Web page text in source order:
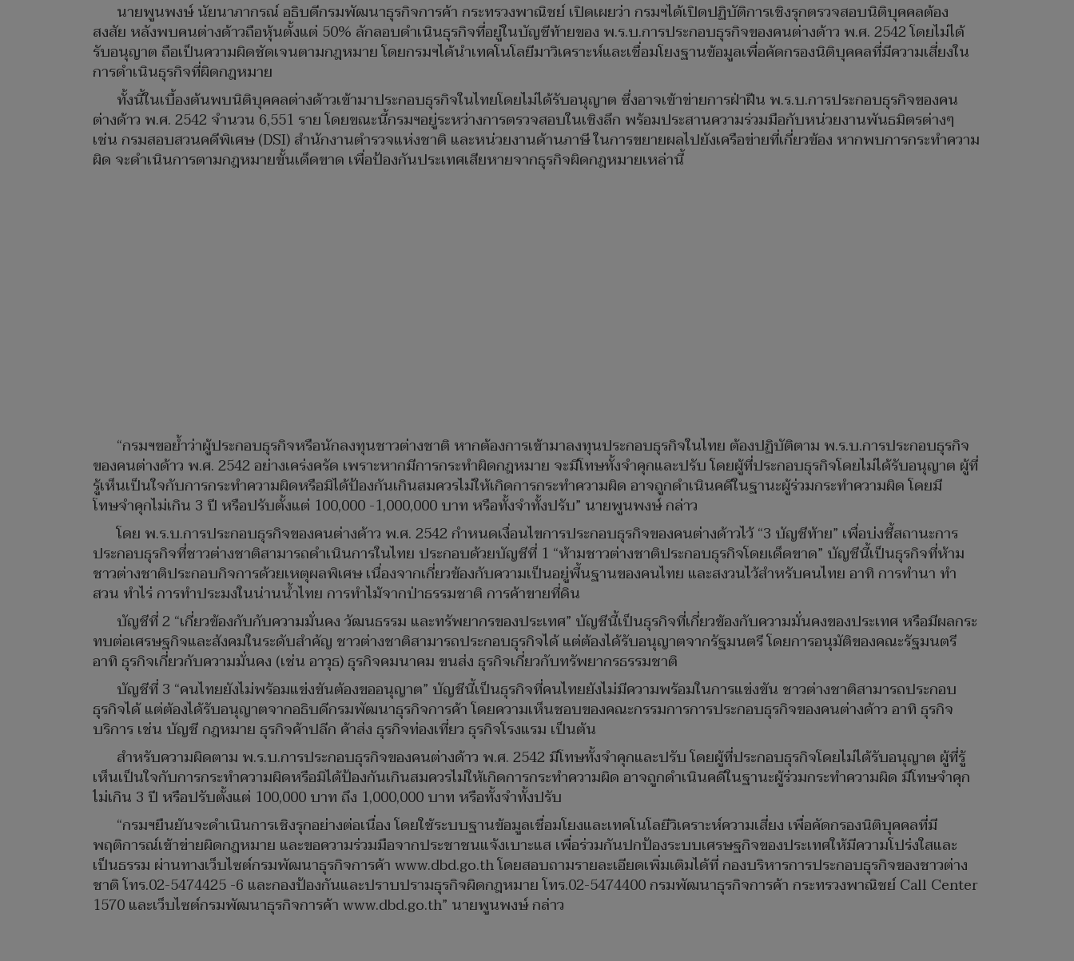
นายพูนพงษ์ นัยนาภากรณ์ อธิบดีกรมพัฒนาธุรกิจการค้า กระทรวงพาณิชย์ เปิดเผยว่า กรมฯได้เปิดปฏิบัติการเชิงรุกตรวจสอบนิติบุคคลต้อง
สงสัย หลังพบคนต่างด้าวถือหุ้นตั้งแต่ 50% ลักลอบดำเนินธุรกิจที่อยู่ในบัญชีท้ายของ พ.ร.บ.การประกอบธุรกิจของคนต่างด้าว พ.ศ. 2542 โดยไม่ได้
รับอนุญาต ถือเป็นความผิดชัดเจนตามกฎหมาย โดยกรมฯได้นำเทคโนโลยีมาวิเคราะห์และเชื่อมโยงฐานข้อมูลเพื่อคัดกรองนิติบุคคลที่มีความเสี่ยงใน
การดำเนินธุรกิจที่ผิดกฎหมาย
ทั้งนี้ในเบื้องต้นพบนิติบุคคลต่างด้าวเข้ามาประกอบธุรกิจในไทยโดยไม่ได้รับอนุญาต ซึ่งอาจเข้าข่ายการฝ่าฝืน พ.ร.บ.การประกอบธุรกิจของคน
ต่างด้าว พ.ศ. 2542 จำนวน 6,551 ราย โดยขณะนี้กรมฯอยู่ระหว่างการตรวจสอบในเชิงลึก พร้อมประสานความร่วมมือกับหน่วยงานพันธมิตรต่างๆ
เช่น กรมสอบสวนคดีพิเศษ (DSI) สำนักงานตำรวจแห่งชาติ และหน่วยงานด้านภาษี ในการขยายผลไปยังเครือข่ายที่เกี่ยวข้อง หากพบการกระทำความ
ผิด จะดำเนินการตามกฎหมายขั้นเด็ดขาด เพื่อป้องกันประเทศเสียหายจากธุรกิจผิดกฎหมายเหล่านี้
“กรมฯขอย้ำว่าผู้ประกอบธุรกิจหรือนักลงทุนชาวต่างชาติ หากต้องการเข้ามาลงทุนประกอบธุรกิจในไทย ต้องปฏิบัติตาม พ.ร.บ.การประกอบธุรกิจ
ของคนต่างด้าว พ.ศ. 2542 อย่างเคร่งครัด เพราะหากมีการกระทำผิดกฎหมาย จะมีโทษทั้งจำคุกและปรับ โดยผู้ที่ประกอบธุรกิจโดยไม่ได้รับอนุญาต ผู้ที่
รู้เห็นเป็นใจกับการกระทำความผิดหรือมิได้ป้องกันเกินสมควรไม่ให้เกิดการกระทำความผิด อาจถูกดำเนินคดีในฐานะผู้ร่วมกระทำความผิด โดยมี
โทษจำคุกไม่เกิน 3 ปี หรือปรับตั้งแต่ 100,000 -1,000,000 บาท หรือทั้งจำทั้งปรับ” นายพูนพงษ์ กล่าว
โดย พ.ร.บ.การประกอบธุรกิจของคนต่างด้าว พ.ศ. 2542 กำหนดเงื่อนไขการประกอบธุรกิจของคนต่างด้าวไว้ “3 บัญชีท้าย” เพื่อบ่งชี้สถานะการ
ประกอบธุรกิจที่ชาวต่างชาติสามารถดำเนินการในไทย ประกอบด้วยบัญชีที่ 1 “ห้ามชาวต่างชาติประกอบธุรกิจโดยเด็ดขาด” บัญชีนี้เป็นธุรกิจที่ห้าม
ชาวต่างชาติประกอบกิจการด้วยเหตุผลพิเศษ เนื่องจากเกี่ยวข้องกับความเป็นอยู่พี้นฐานของคนไทย และสงวนไว้สำหรับคนไทย อาทิ การทำนา ทำ
สวน ทำไร่ การทำประมงในน่านน้ำไทย การทำไม้จากป่าธรรมชาติ การค้าขายที่ดิน
บัญชีที่ 2 “เกี่ยวข้องกับกับความมั่นคง วัฒนธรรม และทรัพยากรของประเทศ” บัญชีนี้เป็นธุรกิจที่เกี่ยวข้องกับความมั่นคงของประเทศ หรือมีผลกระ
ทบต่อเศรษฐกิจและสังคมในระดับสำคัญ ชาวต่างชาติสามารถประกอบธุรกิจได้ แต่ต้องได้รับอนุญาตจากรัฐมนตรี โดยการอนุมัติของคณะรัฐมนตรี
อาทิ ธุรกิจเกี่ยวกับความมั่นคง (เช่น อาวุธ) ธุรกิจคมนาคม ขนส่ง ธุรกิจเกี่ยวกับทรัพยากรธรรมชาติ
บัญชีที่ 3 “คนไทยยังไม่พร้อมแข่งขันต้องขออนุญาต” บัญชีนี้เป็นธุรกิจที่คนไทยยังไม่มีความพร้อมในการแข่งขัน ชาวต่างชาติสามารถประกอบ
ธุรกิจได้ แต่ต้องได้รับอนุญาตจากอธิบดีกรมพัฒนาธุรกิจการค้า โดยความเห็นชอบของคณะกรรมการการประกอบธุรกิจของคนต่างด้าว อาทิ ธุรกิจ
บริการ เช่น บัญชี กฎหมาย ธุรกิจค้าปลีก ค้าส่ง ธุรกิจท่องเที่ยว ธุรกิจโรงแรม เป็นต้น
สำหรับความผิดตาม พ.ร.บ.การประกอบธุรกิจของคนต่างด้าว พ.ศ. 2542 มีโทษทั้งจำคุกและปรับ โดยผู้ที่ประกอบธุรกิจโดยไม่ได้รับอนุญาต ผู้ที่รู้
เห็นเป็นใจกับการกระทำความผิดหรือมิได้ป้องกันเกินสมควรไม่ให้เกิดการกระทำความผิด อาจถูกดำเนินคดีในฐานะผู้ร่วมกระทำความผิด มีโทษจำคุก
ไม่เกิน 3 ปี หรือปรับตั้งแต่ 100,000 บาท ถึง 1,000,000 บาท หรือทั้งจำทั้งปรับ
“กรมฯยืนยันจะดำเนินการเชิงรุกอย่างต่อเนื่อง โดยใช้ระบบฐานข้อมูลเชื่อมโยงและเทคโนโลยีวิเคราะห์ความเสี่ยง เพื่อคัดกรองนิติบุคคลที่มี
พฤติการณ์เข้าข่ายผิดกฎหมาย และขอความร่วมมือจากประชาชนแจ้งเบาะแส เพื่อร่วมกันปกป้องระบบเศรษฐกิจของประเทศให้มีความโปร่งใสและ
เป็นธรรม ผ่านทางเว็บไซต์กรมพัฒนาธุรกิจการค้า www.dbd.go.th โดยสอบถามรายละเอียดเพิ่มเติมได้ที่ กองบริหารการประกอบธุรกิจของชาวต่าง
ชาติ โทร.02-5474425 -6 และกองป้องกันและปราบปรามธุรกิจผิดกฎหมาย โทร.02-5474400 กรมพัฒนาธุรกิจการค้า กระทรวงพาณิชย์ Call Center
1570 และเว็บไซต์กรมพัฒนาธุรกิจการค้า www.dbd.go.th” นายพูนพงษ์ กล่าว